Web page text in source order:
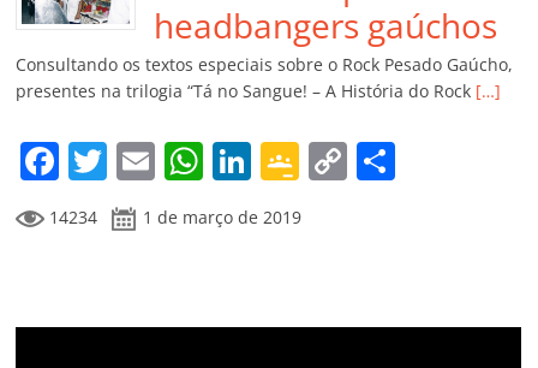
o
k
p a
ss
ro
o
m
k h
ar
headbangers gaúchos
Consultando os textos especiais sobre o Rock Pesado Gaúcho,
presentes na trilogia “Tá no Sangue! – A História do Rock […]
F
a
c
b
T
w
itt
E
m
ai
W
at
A
Li
n
k
dI
G
o
o
e
C
Li ar
14234 1 de março de 2019